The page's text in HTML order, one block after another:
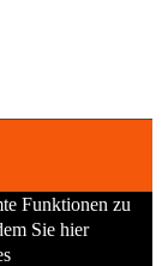
Funktionen zu
Sie hier